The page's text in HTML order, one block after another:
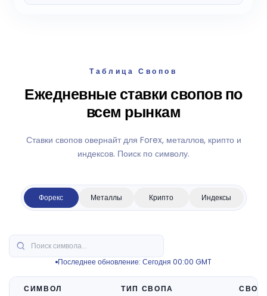
Таблица Свопов
Ежедневные ставки свопов по
всем рынкам
Ставки свопов овернайт для Forex, металлов, крипто и
индексов. Поиск по символу.
Форекс Металлы Крипто Индексы
Последнее обновление: Сегодня 00:00 GMT
СИМВОЛ ТИП СВОПА СВОП